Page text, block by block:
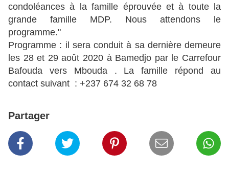
condoléances à la famille éprouvée et à toute la
grande famille MDP. Nous attendons le
programme."
Programme : il sera conduit à sa dernière demeure
les 28 et 29 août 2020 à Bamedjo par le Carrefour
Bafouda vers Mbouda
. La famille répond au
contact suivant : +237 674 32 68 78
Partager